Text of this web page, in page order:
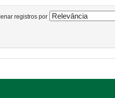
registros por